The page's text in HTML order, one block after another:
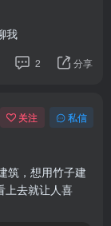
我
2 分享
关注 私信
筑，想用竹子建
上去就让人喜